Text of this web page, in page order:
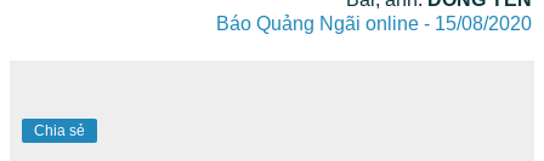
Báo Quảng Ngãi online - 15/08/2020
Chia sẻ